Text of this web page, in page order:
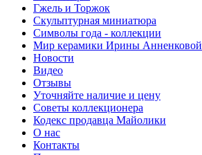
Гжель и Торжок
Скульптурная миниатюра
Символы года - коллекции
Мир керамики Ирины Анненковой
Новости
Видео
Отзывы
Уточняйте наличие и цену
Советы коллекционера
Кодекс продавца Майолики
О нас
Контакты